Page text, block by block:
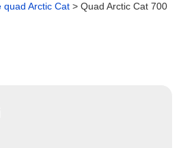
quad Arctic Cat > Quad Arctic Cat 700